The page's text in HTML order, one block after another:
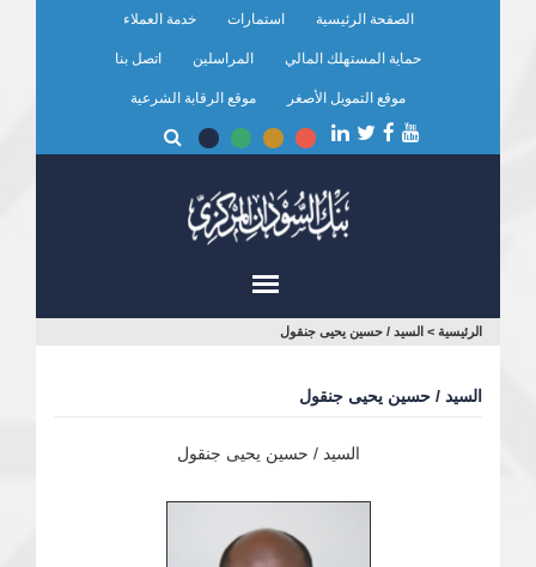
الصفحة الرئيسية استمارات خدمة العملاء
حماية المستهلك المالي المراسلين اتصل بنا
موقع التمويل الأصغر موقع الرقابة الشرعية
أنت
هنا
الرئيسية > السيد / حسين يحيى جنقول
السيد / حسين يحيى جنقول
السيد / حسين يحيى جنقول